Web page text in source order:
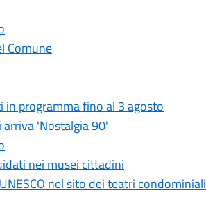
Comune
in programma fino al 3 agosto
arriva 'Nostalgia 90'
nei musei cittadini
nel sito dei teatri condominiali